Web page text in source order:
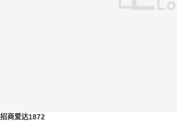
招商爱达1872